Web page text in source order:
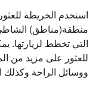
استخدم الخريطة
منطقة(مناطق)
التي تخطط لزيارتها.
للعثور على مزيد من
ووسائل الراحة